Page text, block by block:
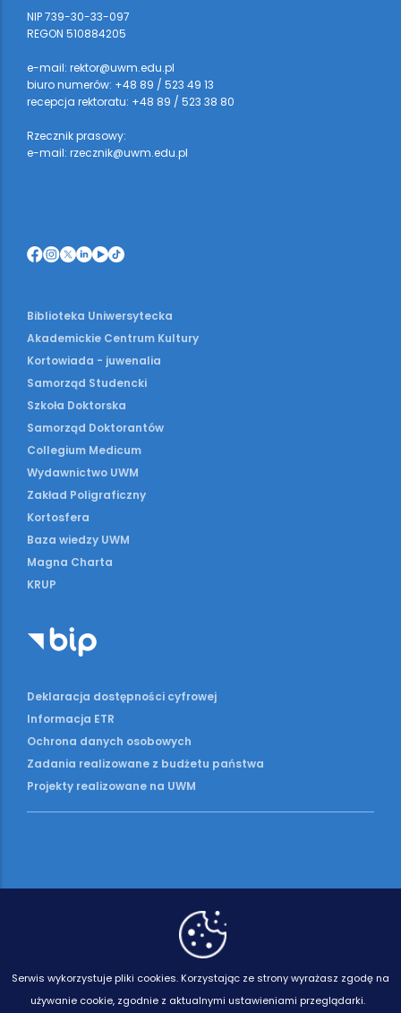
NIP 739-30-33-097
REGON 510884205
e-mail: rektor@uwm.edu.pl
biuro numerów: +48 89 / 523 49 13
recepcja rektoratu: +48 89 / 523 38 80
Rzecznik prasowy:
e-mail: rzecznik@uwm.edu.pl
Biblioteka Uniwersytecka
Akademickie Centrum Kultury
Kortowiada - juwenalia
Samorząd Studencki
Szkoła Doktorska
Samorząd Doktorantów
Collegium Medicum
Wydawnictwo UWM
Zakład Poligraficzny
Kortosfera
Baza wiedzy UWM
Magna Charta
KRUP
Deklaracja dostępności cyfrowej
Informacja ETR
Ochrona danych osobowych
Zadania realizowane z budżetu państwa
Projekty realizowane na UWM
Serwis wykorzystuje pliki cookies. Korzystając ze strony wyrażasz zgodę na
używanie cookie, zgodnie z aktualnymi ustawieniami przeglądarki.